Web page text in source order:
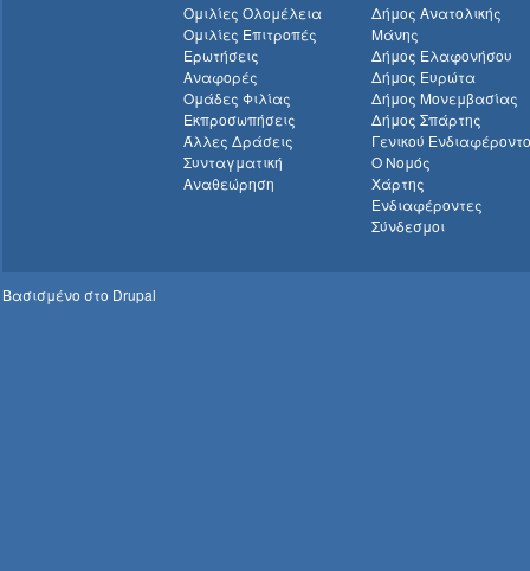
Ομιλίες Ολομέλεια
Ομιλίες Επιτροπές
Ερωτήσεις
Αναφορές
Ομάδες Φιλίας
Εκπροσωπήσεις
Άλλες Δράσεις
Συνταγματική
Αναθεώρηση
Δήμος Ανατολικής
Μάνης
Δήμος Ελαφονήσου
Δήμος Ευρώτα
Δήμος Μονεμβασίας
Δήμος Σπάρτης
Γενικού
Ο Νομός
Χάρτης
Ενδιαφέροντες
Σύνδεσμοι
Βασισμένο στο Drupal